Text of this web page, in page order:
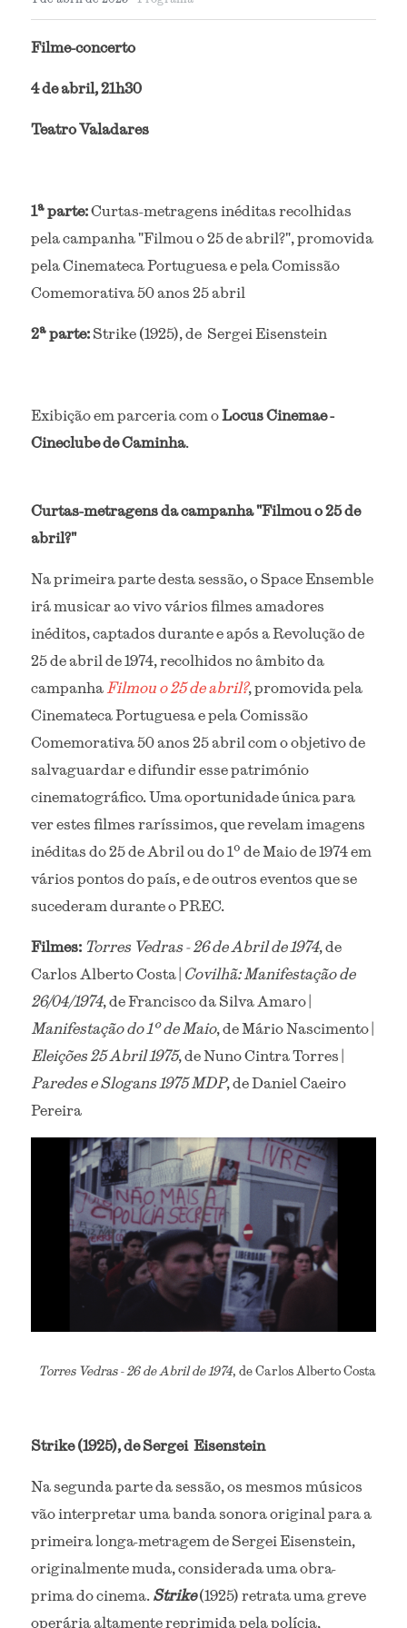
Filme-concerto
4 de abril, 21h30
Teatro Valadares
1ª parte: Curtas-metragens inéditas recolhidas
pela campanha "Filmou o 25 de abril?", promovida
pela Cinemateca Portuguesa e pela Comissão
Comemorativa 50 anos 25 abril
2ª parte: Strike (1925), de  Sergei Eisenstein
Exibição em parceria com o Locus Cinemae -
Cineclube de Caminha.
Curtas-metragens da campanha "Filmou o 25 de
abril?"
Na primeira parte desta sessão, o Space Ensemble
irá musicar ao vivo vários filmes amadores
inéditos, captados durante e após a Revolução de
25 de abril de 1974, recolhidos no âmbito da
campanhaFilmou o 25 de abril?, promovida pela
Cinemateca Portuguesa e pela Comissão
Comemorativa 50 anos 25 abril com o objetivo de
salvaguardar e difundir esse património
cinematográfico. Uma oportunidade única para
ver estes filmes raríssimos, que revelam imagens
inéditas do 25 de Abril ou do 1º de Maio de 1974 em
vários pontos do país, e de outros eventos que se
sucederam durante o PREC.
Filmes: Torres Vedras - 26 de Abril de 1974, de
Carlos Alberto Costa | Covilhã: Manifestação de
26/04/1974
Manifestação do 1º de Maio
Eleições 25 Abril 1975
Paredes e Slogans 1975 MDP, de Daniel Caeiro
Pereira
Torres Vedras - 26 de Abril de 1974, de Carlos Alberto Costa
Strike (1925), de Sergei  Eisenstein
Na segunda parte da sessão, os mesmos músicos
primeira longa-metragem de Sergei Eisenstein,
originalmente muda, considerada uma obra-
prima do cinema.Strike (1925) retrata uma greve
operária altamente reprimida pela polícia,